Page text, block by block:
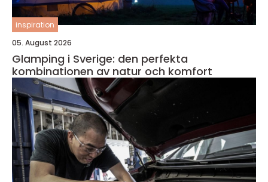
inspiration
05. August 2026
Glamping i Sverige: den perfekta
kombinationen av natur och komfort